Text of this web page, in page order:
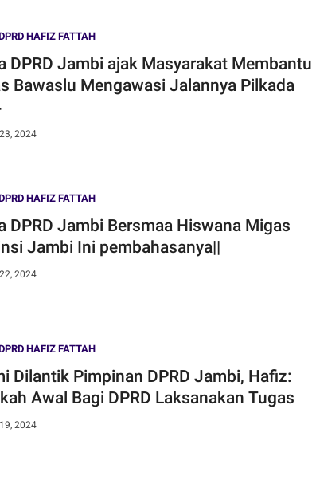
HAFIZ FATTAH
DPRD Jambi ajak Masyarakat Membantu
Bawaslu Mengawasi Jalannya Pilkada
2024
HAFIZ FATTAH
Hiswana Migas
Jambi Ini pembahasanya||
2024
HAFIZ FATTAH
Dilantik Pimpinan DPRD Jambi, Hafiz:
Awal Bagi DPRD Laksanakan Tugas
2024